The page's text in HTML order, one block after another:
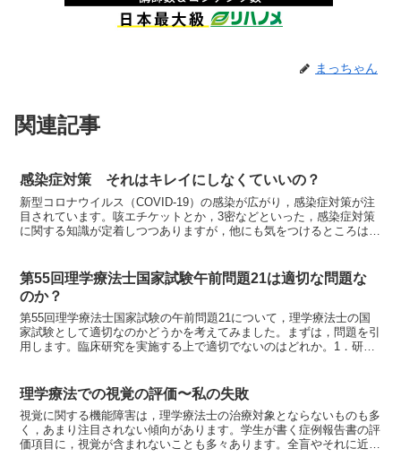
まっちゃん
関連記事
感染症対策 それはキレイにしなくていいの？
新型コロナウイルス（COVID-19）の感染が広がり，感染症対策が注
目されています。咳エチケットとか，3密などといった，感染症対策
に関する知識が定着しつつありますが，他にも気をつけるところはた
第55回理学療法士国家試験午前問題21は適切な問題な
のか？
第55回理学療法士国家試験の午前問題21について，理学療法士の国
家試験として適切なのかどうかを考えてみました。まずは，問題を引
用します。臨床研究を実施する上で適切でないのはどれか。1．研究
理学療法での視覚の評価〜私の失敗
視覚に関する機能障害は，理学療法士の治療対象とならないものも多
く，あまり注目されない傾向があります。学生が書く症例報告書の評
価項目に，視覚が含まれないことも多々あります。全盲やそれに近い